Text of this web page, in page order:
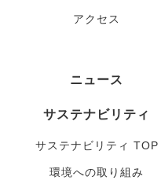
アクセス
ニュース
サステナビリティ
サステナビリティ TOP
環境への取り組み